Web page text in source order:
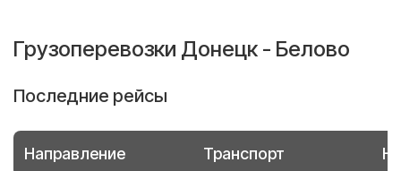
Грузоперевозки Донецк - Белово
Последние рейсы
Направление Транспорт